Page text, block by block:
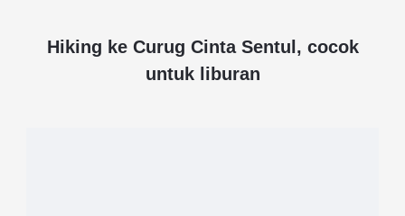
Hiking ke Curug Cinta Sentul, cocok
untuk liburan